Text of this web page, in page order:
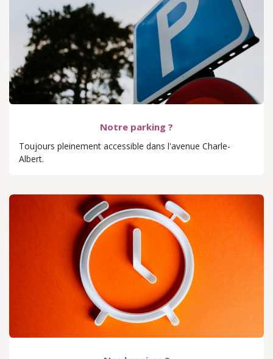
Notre parking ?
Toujours pleinement accessible dans l'avenue Charle-
Albert.